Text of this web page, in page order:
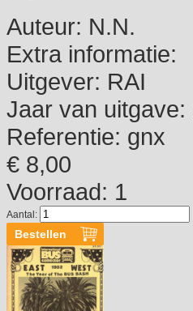
Auteur: N.N.
Extra informatie:
Uitgever: RAI
Jaar van uitgave:
Referentie: gnx
€ 8,00
Voorraad: 1
Aantal: